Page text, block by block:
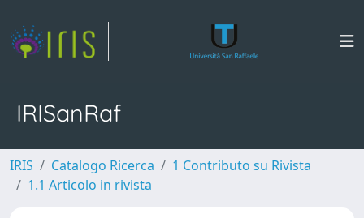
IRISanRaf
IRIS Catalogo Ricerca
1 Contributo su Rivista
1.1 Articolo in rivista